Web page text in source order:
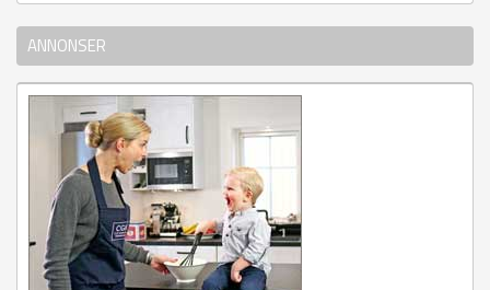
ANNONSER